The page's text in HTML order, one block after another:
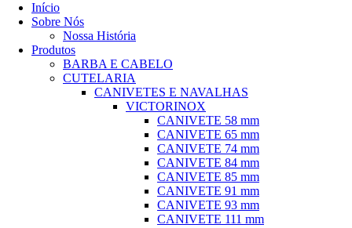
Início
Sobre Nós
Nossa História
Produtos
BARBA E CABELO
CUTELARIA
CANIVETES E NAVALHAS
VICTORINOX
CANIVETE 58 mm
CANIVETE 65 mm
CANIVETE 74 mm
CANIVETE 84 mm
CANIVETE 85 mm
CANIVETE 91 mm
CANIVETE 93 mm
CANIVETE 111 mm